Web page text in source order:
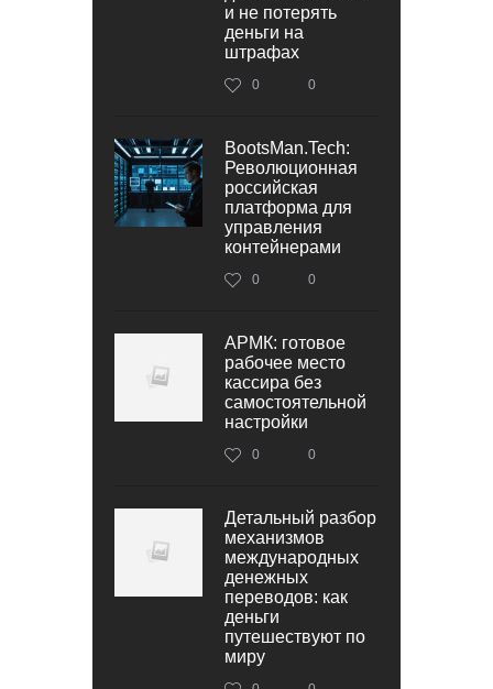
и не потерять
деньги на
штрафах
0 0
BootsMan.Tech:
Революционная
российская
платформа для
управления
контейнерами
0 0
АРМК: готовое
рабочее место
кассира без
самостоятельной
настройки
0 0
Детальный разбор
механизмов
международных
денежных
переводов: как
деньги
путешествуют по
миру